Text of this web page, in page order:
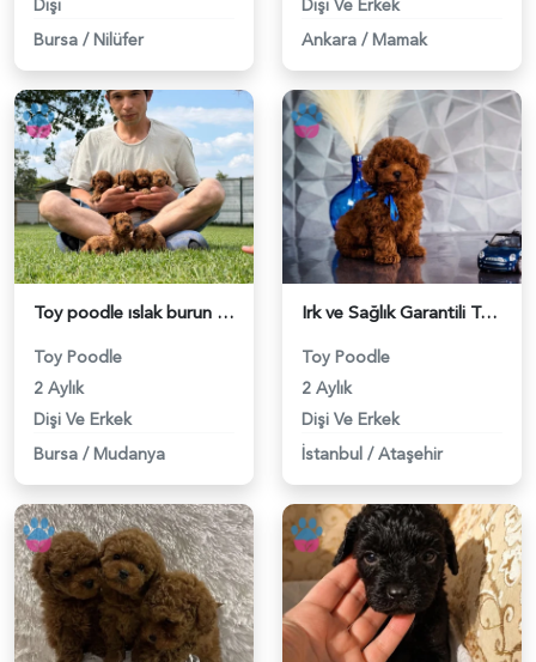
Dişi
Bursa /Nilüfer
Dişi Ve Erkek
Ankara /Mamak
Toy poodle ıslak burun yavrular - 6248
Toy Poodle
2 Aylık
Dişi Ve Erkek
Bursa /Mudanya
Irk ve Sağlık Garantili Toy Poodle Yavrular - 6219
Toy Poodle
2 Aylık
Dişi Ve Erkek
İstanbul /Ataşehir